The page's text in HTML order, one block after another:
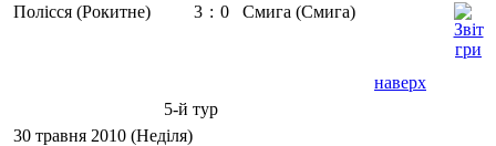
Полісся (Рокитне) 3 : 0 Смига (Смига)
наверх
5-й тур
30 травня 2010 (Неділя)